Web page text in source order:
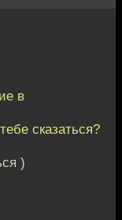
в
сказаться?
)